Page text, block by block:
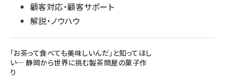
顧客対応・顧客サポート
解説・ノウハウ
「お茶って食べても美味しいんだ」と知ってほし
い─ 静岡から世界に挑む製茶問屋の菓子作
り